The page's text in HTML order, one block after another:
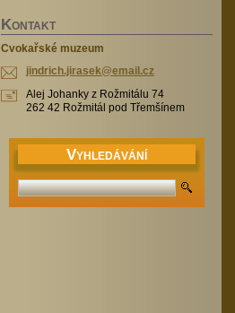
KONTAKT
Cvokařské muzeum
jindrich.jirasek@email.cz
Alej Johanky z Rožmitálu 74
262 42 Rožmitál pod Třemšínem
VYHLEDÁVÁNÍ